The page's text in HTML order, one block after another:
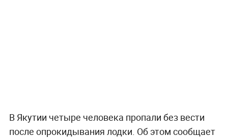
В Якутии четыре человека пропали без вести
после опрокидывания лодки. Об этом сообщает